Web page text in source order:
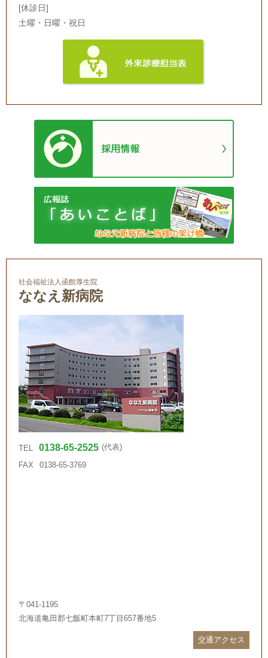
[休診日]
土曜・日曜・祝日
社会福祉法人函館厚生院
ななえ新病院
TEL 0138-65-2525 (代表)
FAX
0138-65-3769
〒041-1195
北海道亀田郡七飯町本町7丁目657番地5
交通アクセス